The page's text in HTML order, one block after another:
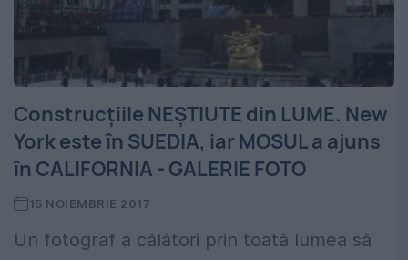
Construcțiile NEȘTIUTE din LUME. New
York este în SUEDIA, iar MOSUL a ajuns
în CALIFORNIA - GALERIE FOTO
15 NOIEMBRIE 2017
Un fotograf a călători prin toată lumea să